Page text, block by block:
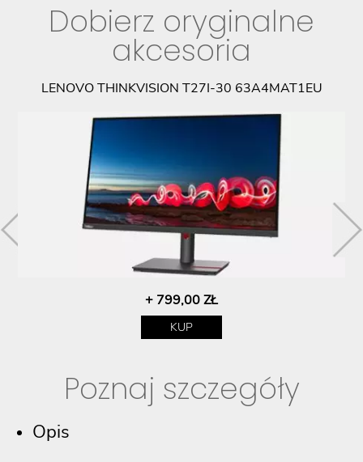
Dobierz oryginalne
akcesoria
LENOVO THINKVISION T27I-30 63A4MAT1EU
+ 799,00 ZŁ
KUP
Poznaj szczegóły
Opis